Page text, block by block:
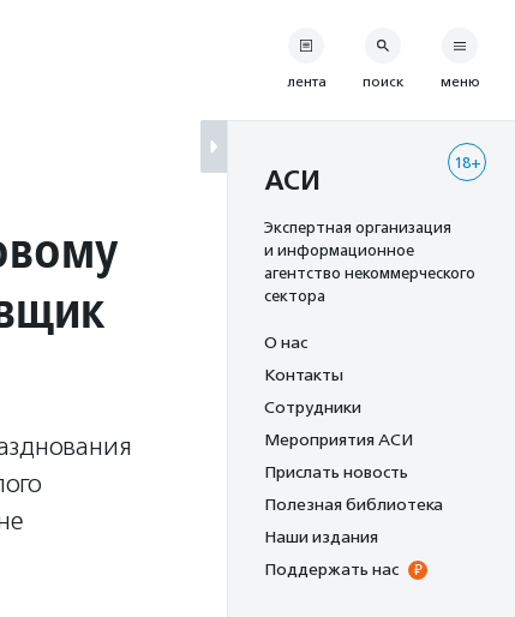
лента поиск меню
18+
АСИ
Экспертная организация
и информационное
агентство некоммерческого
сектора
О нас
Контакты
Сотрудники
Мероприятия АСИ
Прислать новость
Полезная библиотека
Наши издания
Поддержать нас